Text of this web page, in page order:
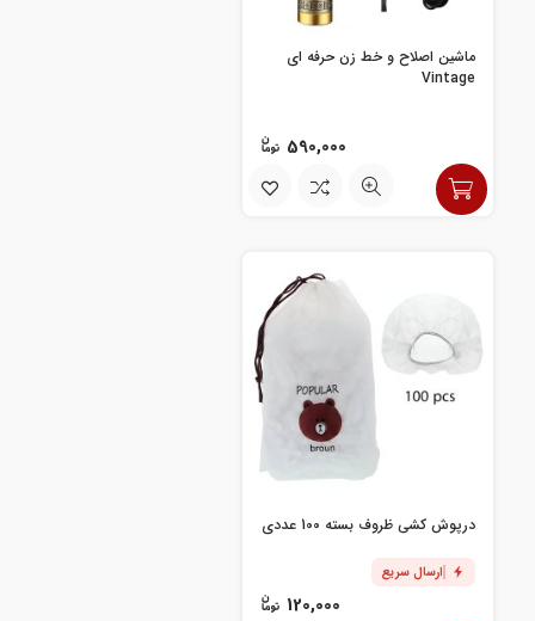
ماشین اصلاح و خط زن حرفه ای
Vintage
590,000
درپوش کشی ظروف بسته 100 عددی
ارسال سریع
120,000